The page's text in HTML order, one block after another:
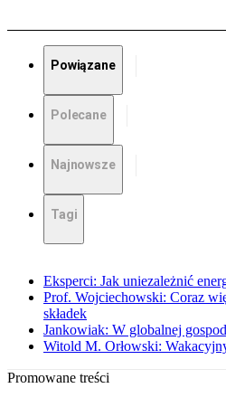
Powiązane
Polecane
Najnowsze
Tagi
Eksperci: Jak uniezależnić
Prof. Wojciechowski: Coraz
składek
Jankowiak: W globalnej
Witold M. Orłowski:
Promowane treści